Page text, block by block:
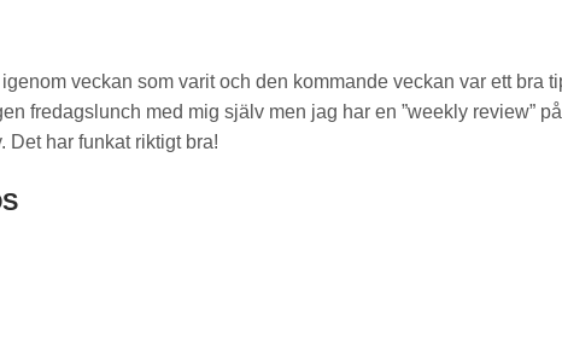
veckan som varit och den kommande veckan var ett bra
fredagslunch med mig själv men jag har en ”weekly review” på
Det har funkat riktigt bra!